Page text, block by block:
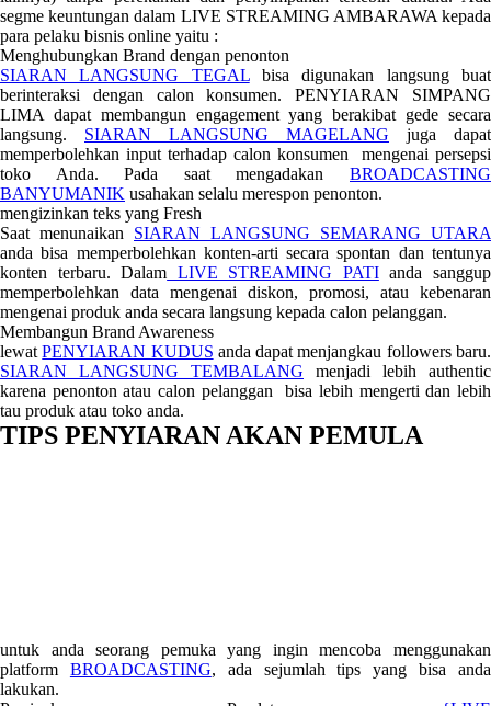
segme keuntungan dalam LIVE STREAMING AMBARAWA kepada
para pelaku bisnis online yaitu :
Menghubungkan Brand dengan penonton
SIARAN LANGSUNG TEGALbisa digunakan langsung buat
berinteraksi dengan calon konsumen. PENYIARAN SIMPANG
LIMA dapat membangun engagement yang berakibat gede secara
langsung. SIARAN LANGSUNG MAGELANG juga dapat
memperbolehkan input terhadap calon konsumen mengenai persepsi
toko Anda. Pada saat mengadakan BROADCASTING
BANYUMANIK usahakan selalu merespon penonton.
mengizinkan teks yang Fresh
Saat menunaikan SIARAN LANGSUNG SEMARANG UTARA
anda bisa memperbolehkan konten-arti secara spontan dan tentunya
konten terbaru. Dalam LIVE STREAMING PATIanda sanggup
memperbolehkan data mengenai diskon, promosi, atau kebenaran
mengenai produk anda secara langsung kepada calon pelanggan.
Membangun Brand Awareness
lewatPENYIARAN KUDUS anda dapat menjangkau followers baru.
SIARAN LANGSUNG TEMBALANG menjadi lebih authentic
karena penonton atau calon pelanggan bisa lebih mengerti dan lebih
tau produk atau toko anda.
TIPS PENYIARAN AKAN PEMULA
untuk anda seorang pemuka yang ingin mencoba menggunakan
platform BROADCASTING, ada sejumlah tips yang bisa anda
lakukan.